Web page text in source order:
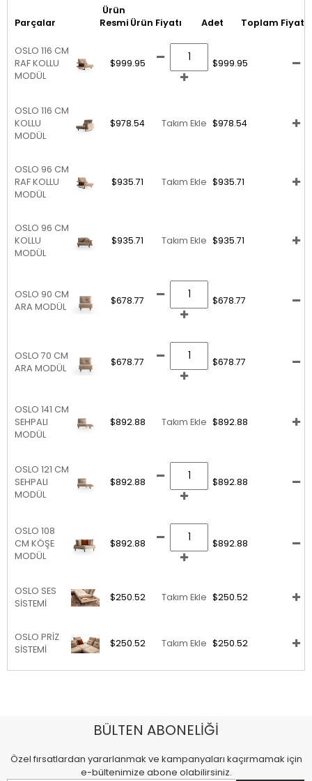
Parçalar
Ürün
Resmi Ürün Fiyatı Adet Toplam Fiyat
OSLO 116 CM
RAF KOLLU
MODÜL
$999.95 $999.95
OSLO 116 CM
KOLLU
MODÜL
$978.54 Takım Ekle $978.54
OSLO 96 CM
RAF KOLLU
MODÜL
$935.71 Takım Ekle $935.71
OSLO 96 CM
KOLLU
MODÜL
$935.71 Takım Ekle $935.71
OSLO 90 CM
ARA MODÜL
$678.77 $678.77
OSLO 70 CM
ARA MODÜL
$678.77 $678.77
OSLO 141 CM
SEHPALI
MODÜL
$892.88 Takım Ekle $892.88
OSLO 121 CM
SEHPALI
MODÜL
$892.88 $892.88
OSLO 108
CM KÖŞE
MODÜL
$892.88 $892.88
OSLO SES
SİSTEMİ
$250.52 Takım Ekle $250.52
OSLO PRİZ
SİSTEMİ
$250.52 Takım Ekle $250.52
BÜLTEN ABONELİĞİ
Özel fırsatlardan yararlanmak ve kampanyaları kaçırmamak için
e-bültenimize abone olabilirsiniz.